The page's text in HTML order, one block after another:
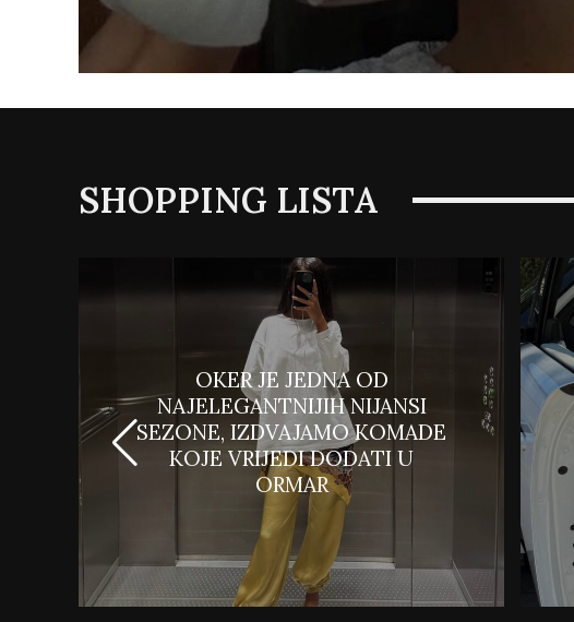
SHOPPING LISTA
OKER JE JEDNA OD
NAJELEGANTNIJIH NIJANSI
SEZONE, IZDVAJAMO KOMADE
KOJE VRIJEDI DODATI U
ORMAR